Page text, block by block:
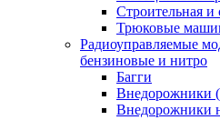
Строительная и
Трюковые
Радиоуправляемые
бензиновые и нитро
Багги
Внедорожники
Внедорожники